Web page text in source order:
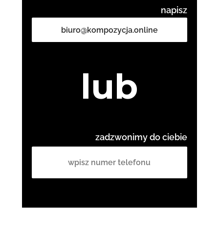
napisz
biuro@kompozycja.online
lub
zadzwonimy do ciebie